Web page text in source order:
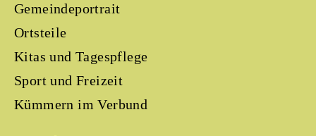
Gemeindeportrait
Ortsteile
Kitas und Tagespflege
Sport und Freizeit
Kümmern im Verbund